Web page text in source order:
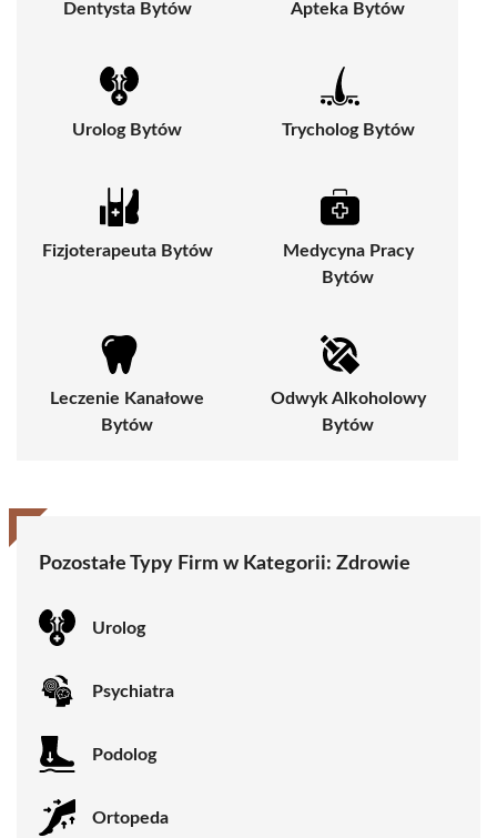
Dentysta Bytów Apteka Bytów
Urolog Bytów Trycholog Bytów
Fizjoterapeuta Bytów
Medycyna Pracy
Bytów
Leczenie Kanałowe
Bytów
Odwyk Alkoholowy
Bytów
Pozostałe Typy Firm w Kategorii: Zdrowie
Urolog
Psychiatra
Podolog
Ortopeda